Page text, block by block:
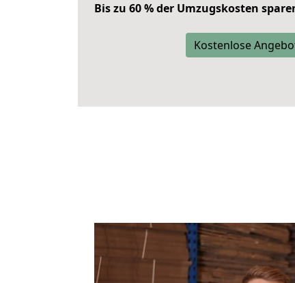
Bis zu 60 % der Umzugskosten
Kostenlose